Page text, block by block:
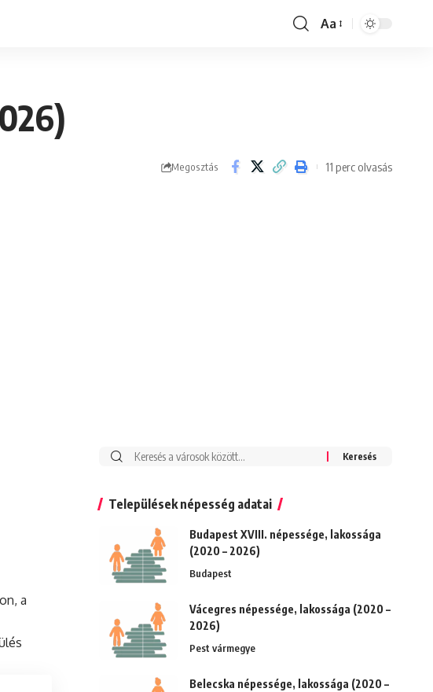
Font
Aa
Megosztás 11 perc olvasás
a
Keresés:
Települések népesség adatai
Budapest XVIII. népessége, lakossága
(2020 – 2026)
Budapest
Vácegres népessége, lakossága (2020 –
2026)
Pest vármegye
Belecska népessége, lakossága (2020 –